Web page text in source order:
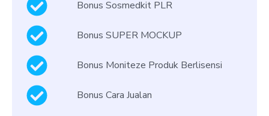
Bonus Sosmedkit PLR
Bonus SUPER MOCKUP
Bonus Moniteze Produk Berlisensi
Bonus Cara Jualan